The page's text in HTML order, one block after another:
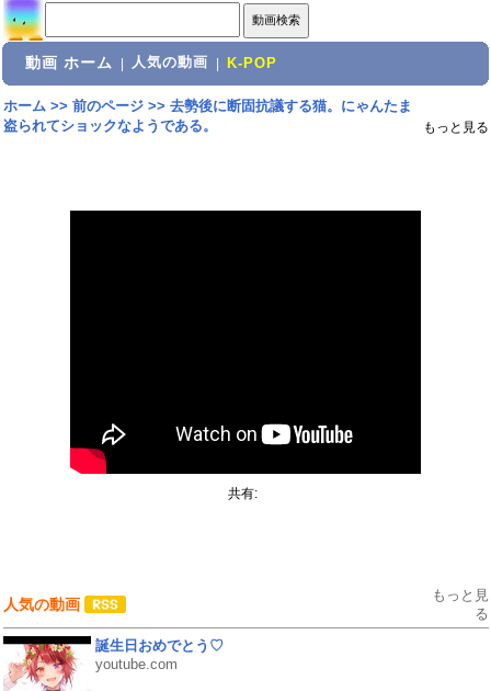
動画 ホーム 人気の動画 K-POP
ホーム>> 前のページ>> 去勢後に断固抗議する猫。にゃんたま
盗られてショックなようである。
もっと見る
共有:
人気の動画
もっと見
る
誕生日おめでとう♡
youtube.com